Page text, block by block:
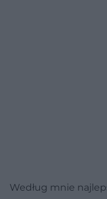
Według mnie